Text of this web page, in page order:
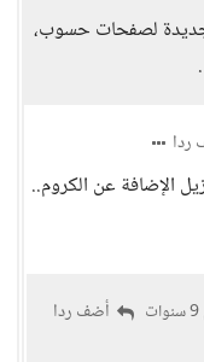
لصفحات حسوب،
الإضافة عن الكروم..
أضف ردا